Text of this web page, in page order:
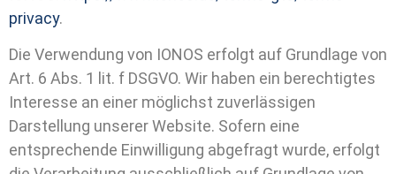
privacy.
Die Verwendung von IONOS erfolgt auf Grundlage von
Art. 6 Abs. 1 lit. f DSGVO. Wir haben ein berechtigtes
Interesse an einer möglichst zuverlässigen
Darstellung unserer Website. Sofern eine
entsprechende Einwilligung abgefragt wurde, erfolgt